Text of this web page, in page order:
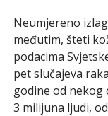
Neumjereno
međutim, šteti
podacima
pet slučajeva
godine od nekog
3 milijuna ljudi,